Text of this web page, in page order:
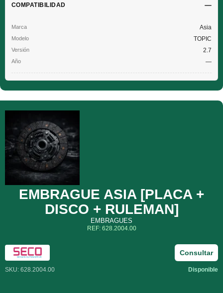
COMPATIBILIDAD
Asia
TOPIC
2.7
—
EMBRAGUE ASIA [PLACA +
DISCO + RULEMAN]
EMBRAGUES
REF: 628.2004.00
SKU: 628.2004.00 Disponible
Consultar